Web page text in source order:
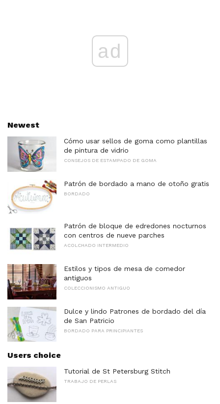
ad
Newest
Cómo usar sellos de goma como plantillas
de pintura de vidrio
CONSEJOS DE ESTAMPADO DE GOMA
Patrón de bordado a mano de otoño gratis
BORDADO
Patrón de bloque de edredones nocturnos
con centros de nueve parches
ACOLCHADO INTERMEDIO
Estilos y tipos de mesa de comedor
antiguos
COLECCIONISMO ANTIGUO
Dulce y lindo Patrones de bordado del día
de San Patricio
BORDADO PARA PRINCIPIANTES
Users choice
Tutorial de St Petersburg Stitch
TRABAJO DE PERLAS